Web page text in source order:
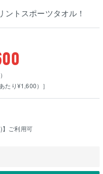
トスポーツタオル！
たり¥1,600）］
】ご利用可